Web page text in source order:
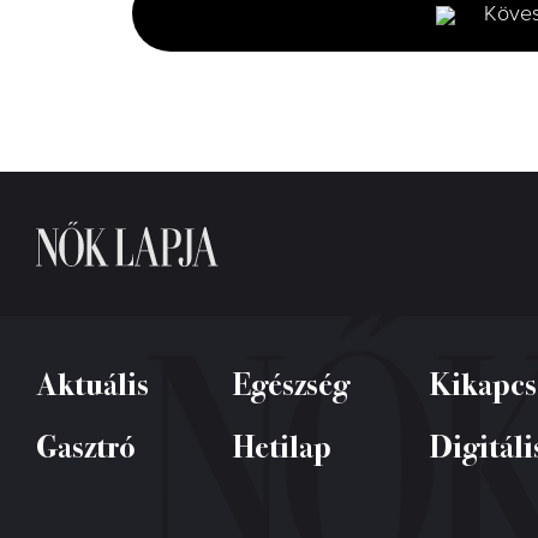
38
seconds
Aktuális Egészség
Kikapcs
Gasztró
Hetilap